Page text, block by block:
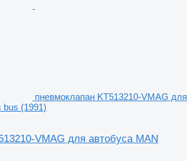
пневмоклапан KT513210-VMAG для
bus (1991)
VMAG для автобуса MAN